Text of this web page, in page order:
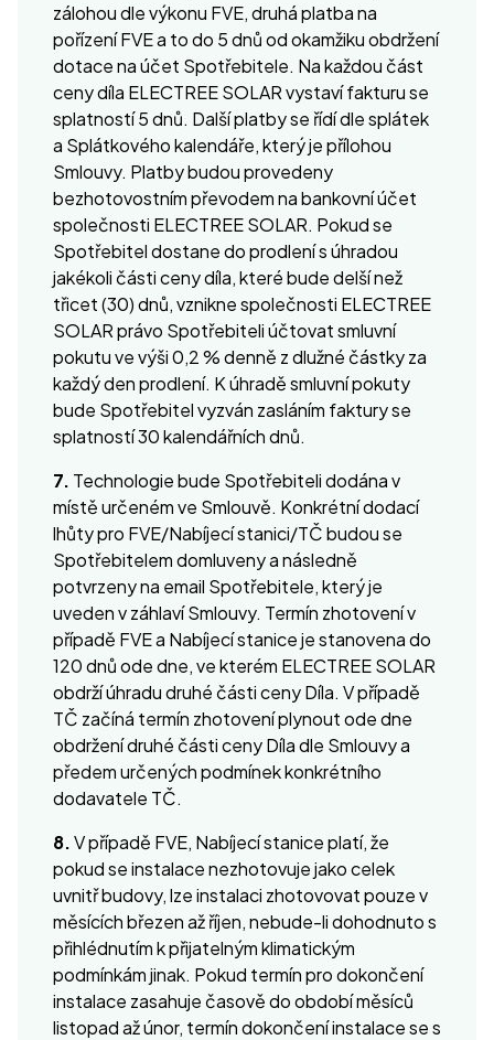
zálohou dle výkonu FVE, druhá platba na
pořízení FVE a to do 5 dnů od okamžiku obdržení
dotace na účet Spotřebitele. Na každou část
ceny díla ELECTREE SOLAR vystaví fakturu se
splatností 5 dnů. Další platby se řídí dle splátek
a Splátkového kalendáře, který je přílohou
Smlouvy. Platby budou provedeny
bezhotovostním převodem na bankovní účet
společnosti ELECTREE SOLAR. Pokud se
Spotřebitel dostane do prodlení s úhradou
jakékoli části ceny díla, které bude delší než
třicet (30) dnů, vznikne společnosti ELECTREE
SOLAR právo Spotřebiteli účtovat smluvní
pokutu ve výši 0,2 % denně z dlužné částky za
každý den prodlení. K úhradě smluvní pokuty
bude Spotřebitel vyzván zasláním faktury se
splatností 30 kalendářních dnů.
7. Technologie bude Spotřebiteli dodána v
místě určeném ve Smlouvě. Konkrétní dodací
lhůty pro FVE/Nabíjecí stanici/TČ budou se
Spotřebitelem domluveny a následně
potvrzeny na email Spotřebitele, který je
uveden v záhlaví Smlouvy. Termín zhotovení v
případě FVE a Nabíjecí stanice je stanovena do
120 dnů ode dne, ve kterém ELECTREE SOLAR
obdrží úhradu druhé části ceny Díla. V případě
TČ začíná termín zhotovení plynout ode dne
obdržení druhé části ceny Díla dle Smlouvy a
předem určených podmínek konkrétního
dodavatele TČ.
8.V případě FVE, Nabíjecí stanice platí, že
pokud se instalace nezhotovuje jako celek
uvnitř budovy, lze instalaci zhotovovat pouze v
měsících březen až říjen, nebude-li dohodnuto s
přihlédnutím k přijatelným klimatickým
podmínkám jinak. Pokud termín pro dokončení
instalace zasahuje časově do období měsíců
listopad až únor, termín dokončení instalace se s